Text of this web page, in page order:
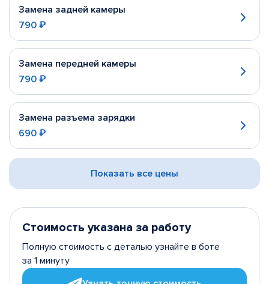
Замена задней камеры
790 ₽
Замена передней камеры
790 ₽
Замена разъема зарядки
690 ₽
Показать все цены
Стоимость указана за работу
Полную стоимость с деталью узнайте в боте
за 1 минуту